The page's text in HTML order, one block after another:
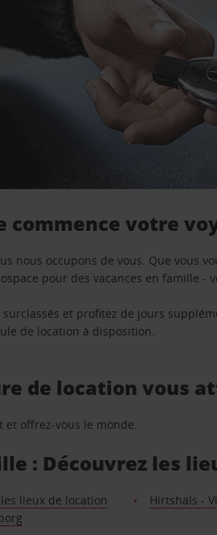
commence votre
nous occupons de vous. Que vous
pour des vacances en famille -
surclassés et profitez de jours
de location à disposition.
de location vous
et offrez-vous le monde.
: Découvrez les
lieux de location
Hirtshals -